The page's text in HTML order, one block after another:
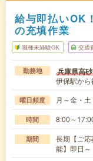
給与即払いOK
の充填作業
職種未経験OK 交通
勤務地 兵庫県高
伊保駅か
曜日頻度 月～金・土
時間 8:00～
期間
長期【ご
能】即日～